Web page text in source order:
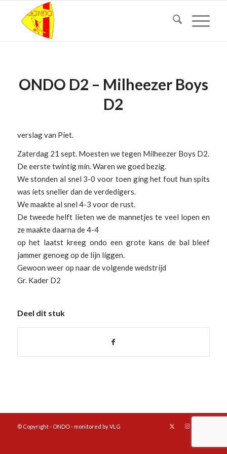
ONDO D2 – Milheezer Boys
D2
verslag van Piet.
Zaterdag 21 sept. Moesten we tegen Milheezer Boys D2.
De eerste twintig min. Waren we goed bezig.
We stonden al snel 3-0 voor toen ging het fout hun spits
was iets sneller dan de verdedigers.
We maakte al snel 4-3 voor de rust.
De tweede helft lieten we de mannetjes te veel lopen en
ze maakte daarna de 4-4
op het laatst kreeg ondo een grote kans de bal bleef
jammer genoeg op de lijn liggen.
Gewoon weer op naar de volgende wedstrijd
Gr. Kader D2
Deel dit stuk
© Copyright - ONDO - monitored by VLG